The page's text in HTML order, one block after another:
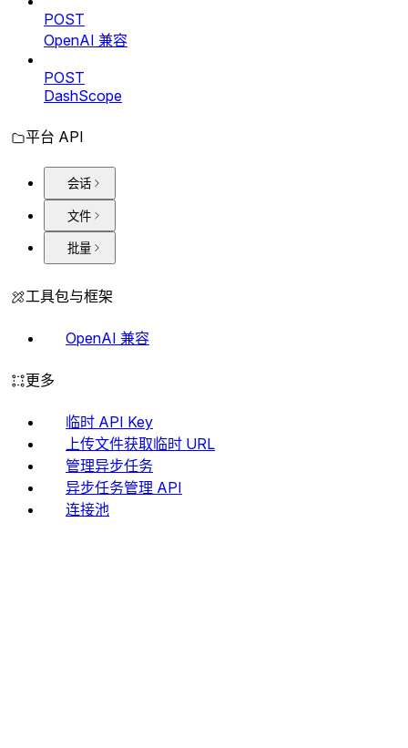
POST
OpenAI 兼容
POST
DashScope
平台 API
会话
文件
批量
工具包与框架
OpenAI 兼容
更多
临时 API Key
上传文件获取临时 URL
管理异步任务
异步任务管理 API
连接池